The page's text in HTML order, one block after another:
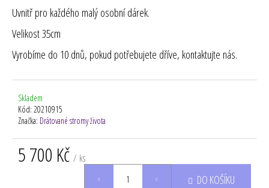
Uvnitř pro každého malý osobní dárek.
Velikost 35cm
Vyrobíme do 10 dnů, pokud potřebujete dříve, kontaktujte nás.
Skladem
Kód: 20210915
Značka: Drátované stromy života
5 700 Kč / ks
DO KOŠÍKU